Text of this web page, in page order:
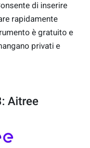
di inserire
rapidamente
è gratuito e
privati e
Aitree